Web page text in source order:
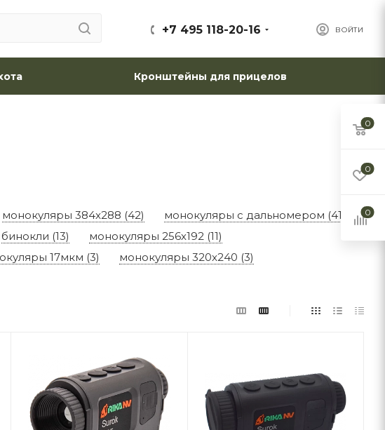
ВОЙТИ
+7 495 118-20-16
Кронштейны для прицелов
монокуляры 384x288 (42)
монокуляры с дальномером (41)
бинокли (13)
монокуляры 256х192 (11)
17мкм (3)
монокуляры 320x240 (3)
0
0
0